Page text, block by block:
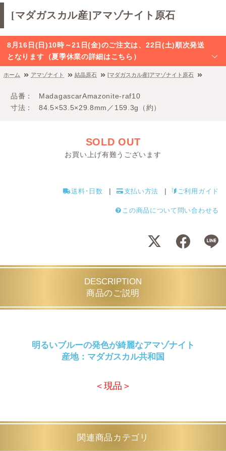
[マダガスカル産]アマゾナイト原石
8月16日(日)10時～21日(金)のご注文は、22日(土)順次発送
となります（夏季休業の詳細はこちら）
ホーム アマゾナイト 結晶原石 [マダガスカル産]アマゾナイト原石
品番
MadagascarAmazonite-raf10
寸法
84.5×53.5×29.8mm／159.3g（約）
SOLD OUT
お買い上げ有難うございます
送料･日数 支払い方法 ご利用ガイド
この商品について問い合わせる
DESCRIPTION
商品のご説明
明るいブルーの発色が綺麗なアマゾナイト
産地：マダガスカル共和国
＜現品＞
関連商品カテゴリ